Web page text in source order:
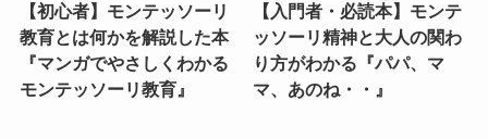
【初心者】モンテッソーリ
教育とは何かを解説した本
『マンガでやさしくわかる
モンテッソーリ教育』
【入門者・必読本】モンテ
ッソーリ精神と大人の関わ
り方がわかる『パパ、マ
マ、あのね・・』